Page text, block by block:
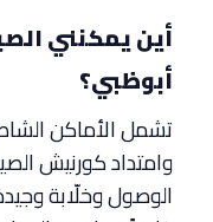
أين يمكنني
أبوظبي؟
تشمل الأماكن
وامتداد كورنيش
الوصول وخلّابة